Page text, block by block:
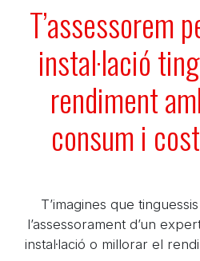
T’assessorem
instal·lació
rendiment
consum i
T’imagines que
l’assessorament d’un
instal·lació o millorar el